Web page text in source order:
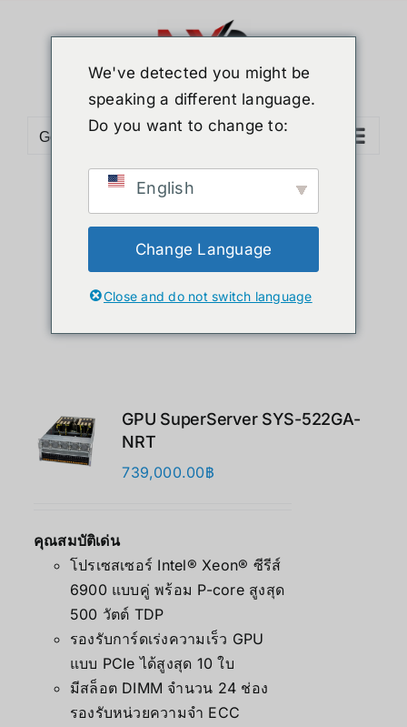
Go to...
Sort byDefault Order
Show36 Products
GPU SuperServer SYS-522GA-
NRT
739,000.00฿
คุณสมบัติเด่น
โปรเซสเซอร์ Intel® Xeon® ซีรีส์
6900 แบบคู่ พร้อม P-core สูงสุด
500 วัตต์ TDP
รองรับการ์ดเร่งความเร็ว GPU
แบบ PCIe ได้สูงสุด 10 ใบ
มีสล็อต DIMM จำนวน 24 ช่อง
รองรับหน่วยความจำ ECC
We've detected you might be
speaking a different language.
Do you want to change to:
English
Change Language
Close and do not switch language